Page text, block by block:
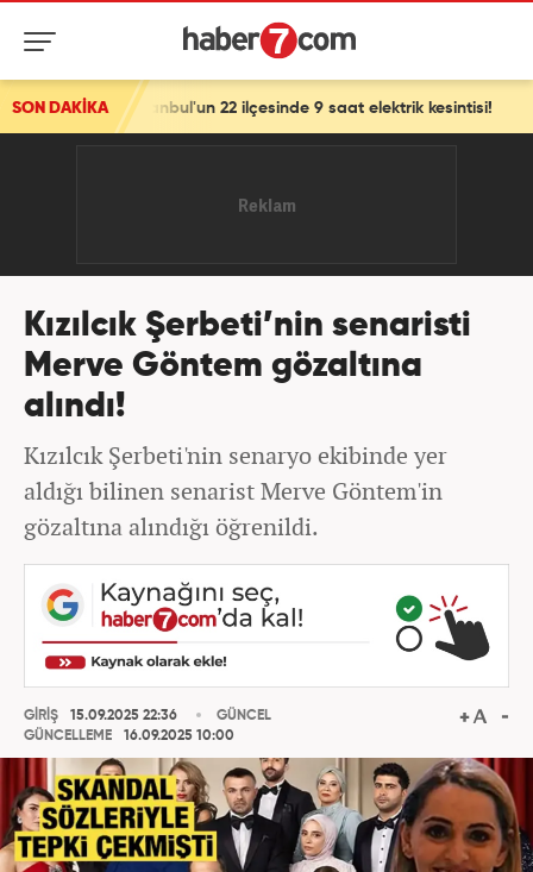
SON DAKİKA22 ilçesinde 9 saat elektrik kesintisi!
Kızılcık Şerbeti’nin senaristi
Merve Göntem gözaltına
alındı!
Kızılcık Şerbeti'nin senaryo ekibinde yer
aldığı bilinen senarist Merve Göntem'in
gözaltına alındığı öğrenildi.
GİRİŞ
15.09.2025 22:36
GÜNCELLEME
16.09.2025 10:00
GÜNCEL